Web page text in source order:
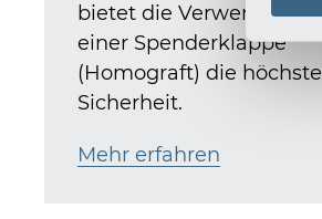
bietet die Verwendung
einer Spenderklappe
(Homograft) die höchste
Sicherheit.
Mehr erfahren